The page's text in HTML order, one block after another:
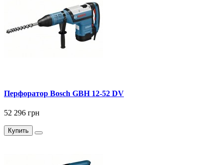
Перфоратор Bosch GBH 12-52 DV
52 296 грн
Купить